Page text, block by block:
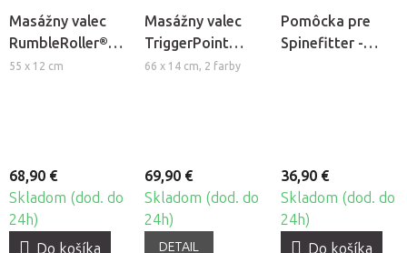
Masážny valec
RumbleRoller®
Gator
55 x 12 cm
68,90 €
Skladom (dod. do
24h)
Do košíka
Masážny valec
TriggerPoint
GRID Foam Roller
66 x 14 cm, 2 farby
69,90 €
Skladom (dod. do
24h)
DETAIL
Pomôcka pre
Spinefitter -
36,90 €
Skladom (dod. do
24h)
Do košíka